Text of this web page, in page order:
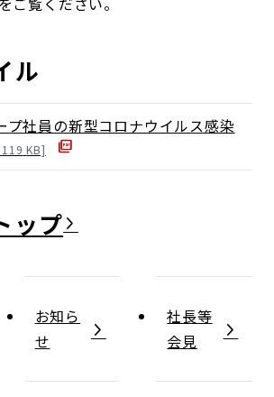
ル
プ社員の新型コロナウイルス感染
119 KB]
お知ら
せ
社長等
会見